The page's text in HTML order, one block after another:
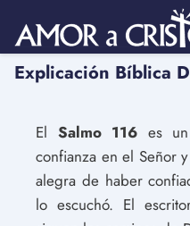
Explicación Bíblica
El Salmo 116 es
confianza en el Señor
alegra de haber
lo escuchó. El